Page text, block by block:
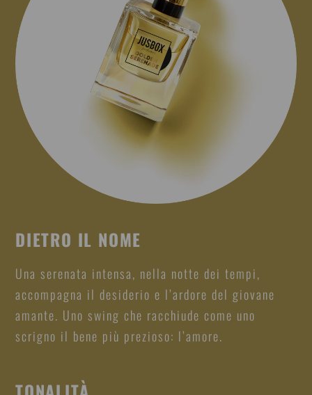
DIETRO IL NOME
Una serenata intensa, nella notte dei tempi,
accompagna il desiderio e l’ardore del giovane
amante. Uno swing che racchiude come uno
scrigno il bene più prezioso: l’amore.